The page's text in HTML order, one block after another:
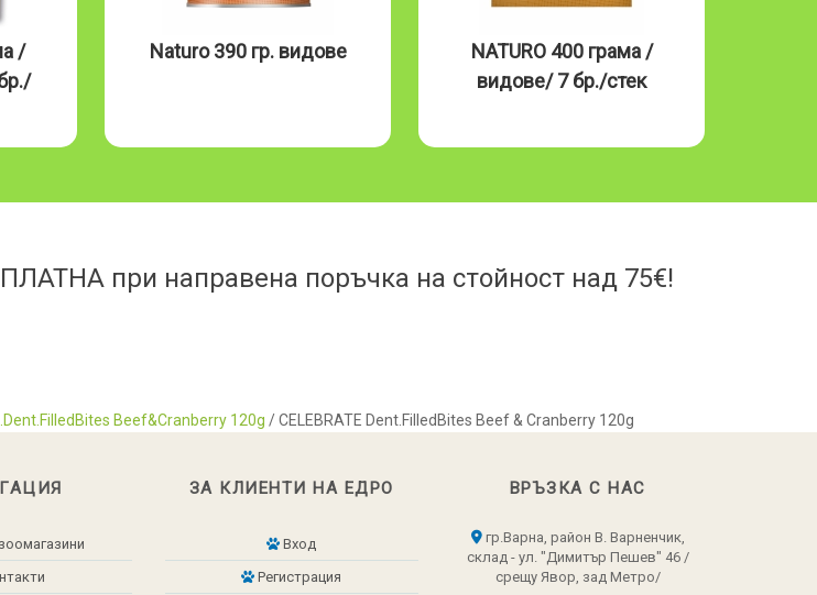
/
Naturo 390 гр. видове
NATURO 400 грама /
видове/ 7 бр./стек
при направена поръчка на стойност над 75€!
Beef&Cranberry 120g / CELEBRATE Dent.FilledBites Beef & Cranberry 120g
ЗА КЛИЕНТИ НА ЕДРО
Вход
Регистрация
ВРЪЗКА С НАС
гр.Варна, район В. Варненчик,
склад - ул. "Димитър Пешев" 46 /
срещу Явор, зад Метро/